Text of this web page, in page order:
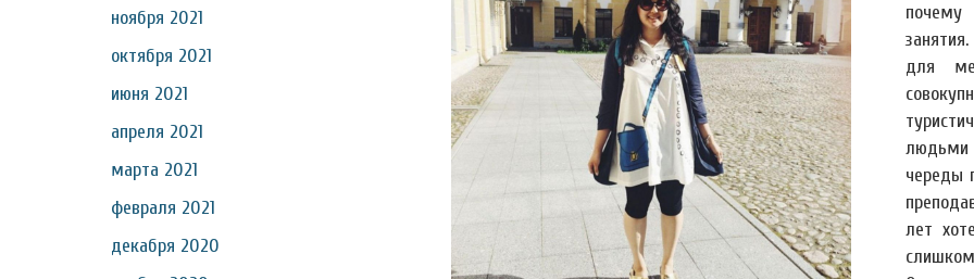
ноября 2021
октября 2021
июня 2021
апреля 2021
марта 2021
февраля 2021
декабря 2020
для
людьми
череды
лет